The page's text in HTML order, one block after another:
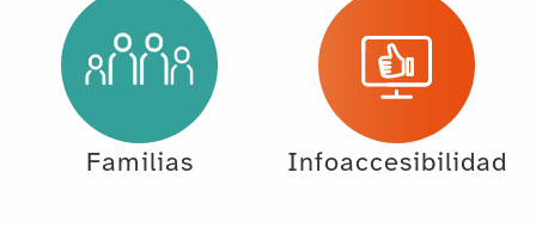
Familias Infoaccesibilidad